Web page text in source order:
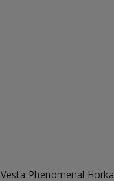
Vesta Phenomenal Horka